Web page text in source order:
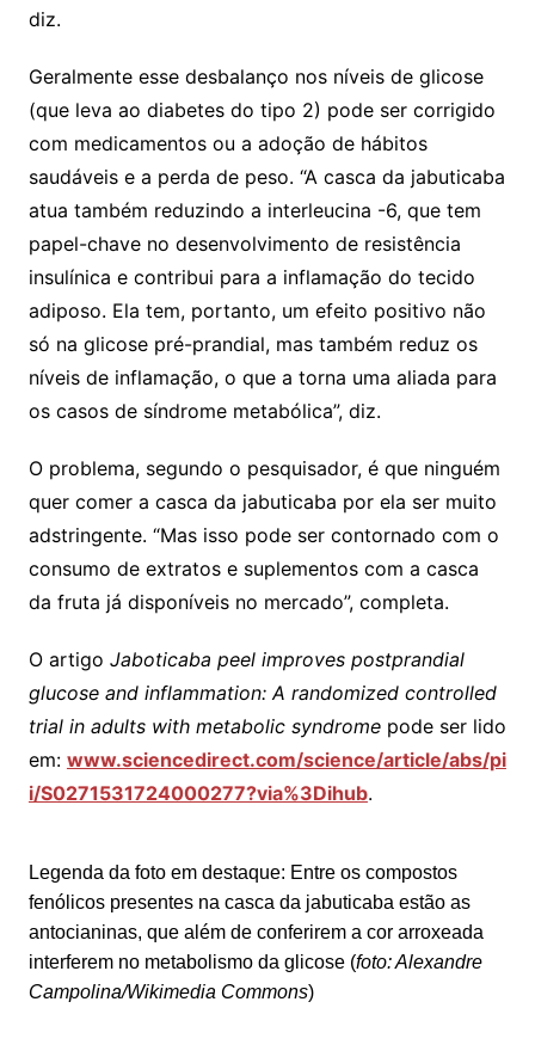
diz.
Geralmente esse desbalanço nos níveis de glicose
(que leva ao diabetes do tipo 2) pode ser corrigido
com medicamentos ou a adoção de hábitos
saudáveis e a perda de peso. “A casca da jabuticaba
atua também reduzindo a interleucina -6, que tem
papel-chave no desenvolvimento de resistência
insulínica e contribui para a inflamação do tecido
adiposo. Ela tem, portanto, um efeito positivo não
só na glicose pré-prandial, mas também reduz os
níveis de inflamação, o que a torna uma aliada para
os casos de síndrome metabólica”, diz.
O problema, segundo o pesquisador, é que ninguém
quer comer a casca da jabuticaba por ela ser muito
adstringente. “Mas isso pode ser contornado com o
consumo de extratos e suplementos com a casca
da fruta já disponíveis no mercado”, completa.
O artigo Jaboticaba peel improves postprandial
glucose and inflammation: A randomized controlled
trial in adults with metabolic syndromepode ser lido
em: www.sciencedirect.com/science/article/abs/pi
i/S0271531724000277?via%3Dihub.
Legenda da foto em destaque: Entre os compostos
fenólicos presentes na casca da jabuticaba estão as
antocianinas, que além de conferirem a cor arroxeada
interferem no metabolismo da glicose (foto: Alexandre
Campolina/Wikimedia Commons)